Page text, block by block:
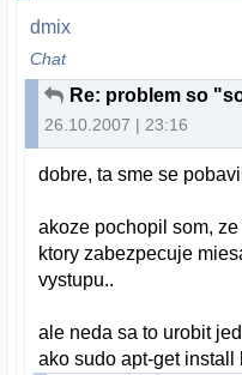
dmix
Chat
26.10.2007 | 23:16
dobre, ta sme se
akoze pochopil som,
ktory zabezpecuje
vystupu..
ale neda sa to urobit
ako sudo apt-get install